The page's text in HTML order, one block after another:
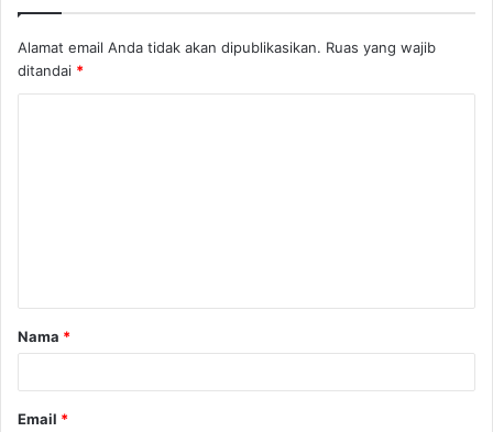
Alamat email Anda tidak akan dipublikasikan. Ruas yang wajib
ditandai *
a
r
Nama *
Email *